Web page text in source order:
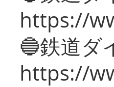
https://
🔵鉄道ダ
https://